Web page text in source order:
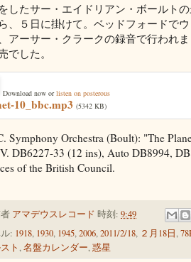
したサー・エイドリアン・ボールト
、５日に掛けて。ベッドフォードで
アーサー・クラークの録音で行われ
でした。
Download now orlisten on posterous
10_bbc.mp3 (5342 KB)
Symphony Orchestra (Boult): "The
DB6227-33 (12 ins), Auto DB8994,
of the British Council.
アマデウスレコード 時刻: 9:49
: 1918, 1930, 1945,2006,2011/2/18, ２月18日,
ト,名盤カレンダー,惑星